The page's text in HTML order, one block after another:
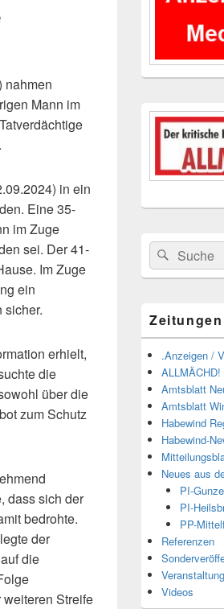
nahmen
Mann im
in ein
Eine 35-
im Zuge
sei. Der 41-
Im Zuge
ein
sicher.
erhielt,
die
über die
zum Schutz
dass sich der
bedrohte.
der
die
Streife
Suchen
nach:
Suchen
.Anzeigen /
ALLMÄCHD!
Amtsblatt
Amtsblatt
Habewind
Habewind-
Neues aus
PI-
PI-
PP-
Referenzen
Videos